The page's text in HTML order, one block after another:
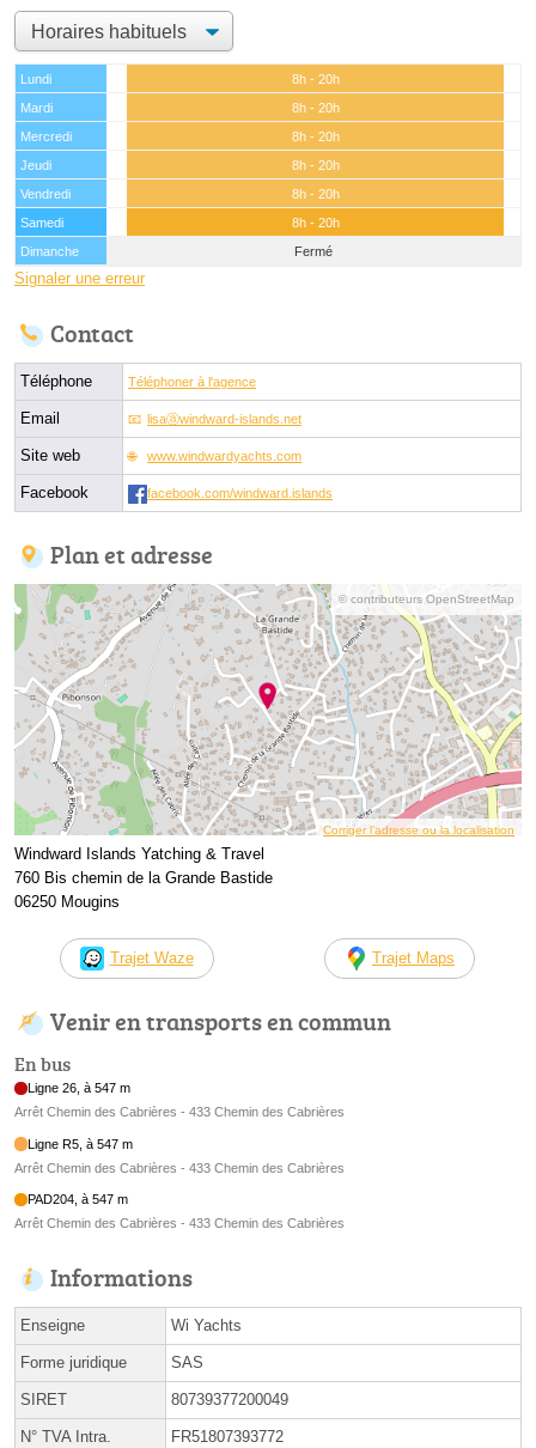
Lundi
8h - 20h
Mardi
8h - 20h
Mercredi
8h - 20h
Jeudi
8h - 20h
Vendredi
8h - 20h
Samedi
8h - 20h
Dimanche
Fermé
Signaler une erreur
Contact
Téléphone Téléphoner à l'agence
Email lisaⓐwindward-islands.net
Site web www.windwardyachts.com
Facebook facebook.com/windward.islands
Plan et adresse
© contributeurs OpenStreetMap
Corriger l’adresse ou la localisation
Windward Islands Yatching & Travel
760 Bis chemin de la Grande Bastide
06250 Mougins
Trajet Waze Trajet Maps
Venir en transports en commun
En bus
Ligne 26, à 547 m
Arrêt Chemin des Cabrières - 433 Chemin des Cabrières
Ligne R5, à 547 m
Arrêt Chemin des Cabrières - 433 Chemin des Cabrières
PAD204, à 547 m
Arrêt Chemin des Cabrières - 433 Chemin des Cabrières
Informations
Enseigne Wi Yachts
Forme juridique SAS
SIRET 80739377200049
N° TVA Intra. FR51807393772